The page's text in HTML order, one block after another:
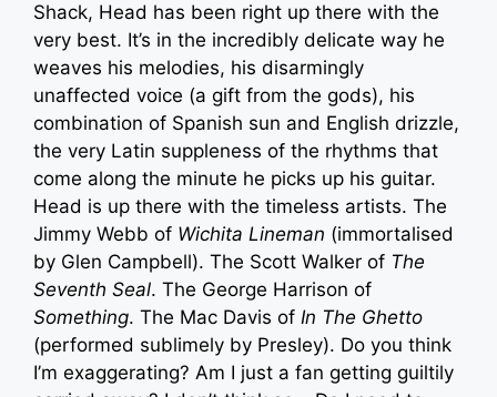
Shack, Head has been right up there with the
very best. It’s in the incredibly delicate way he
weaves his melodies, his disarmingly
unaffected voice (a gift from the gods), his
combination of Spanish sun and English drizzle,
the very Latin suppleness of the rhythms that
come along the minute he picks up his guitar.
Head is up there with the timeless artists. The
Jimmy Webb of Wichita Lineman (immortalised
by Glen Campbell). The Scott Walker of The
Seventh Seal. The George Harrison of
Something. The Mac Davis of In The Ghetto
(performed sublimely by Presley). Do you think
I’m exaggerating? Am I just a fan getting guiltily